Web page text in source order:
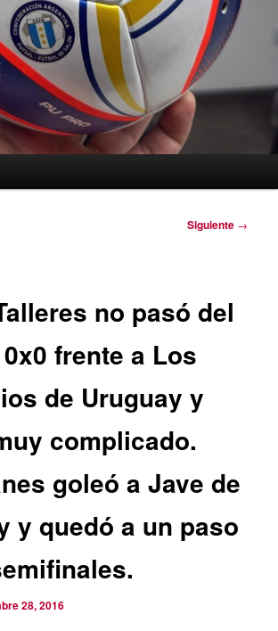
Siguiente →
no pasó del
frente a Los
de Uruguay y
complicado.
goleó a Jave de
y quedó a un paso
28, 2016